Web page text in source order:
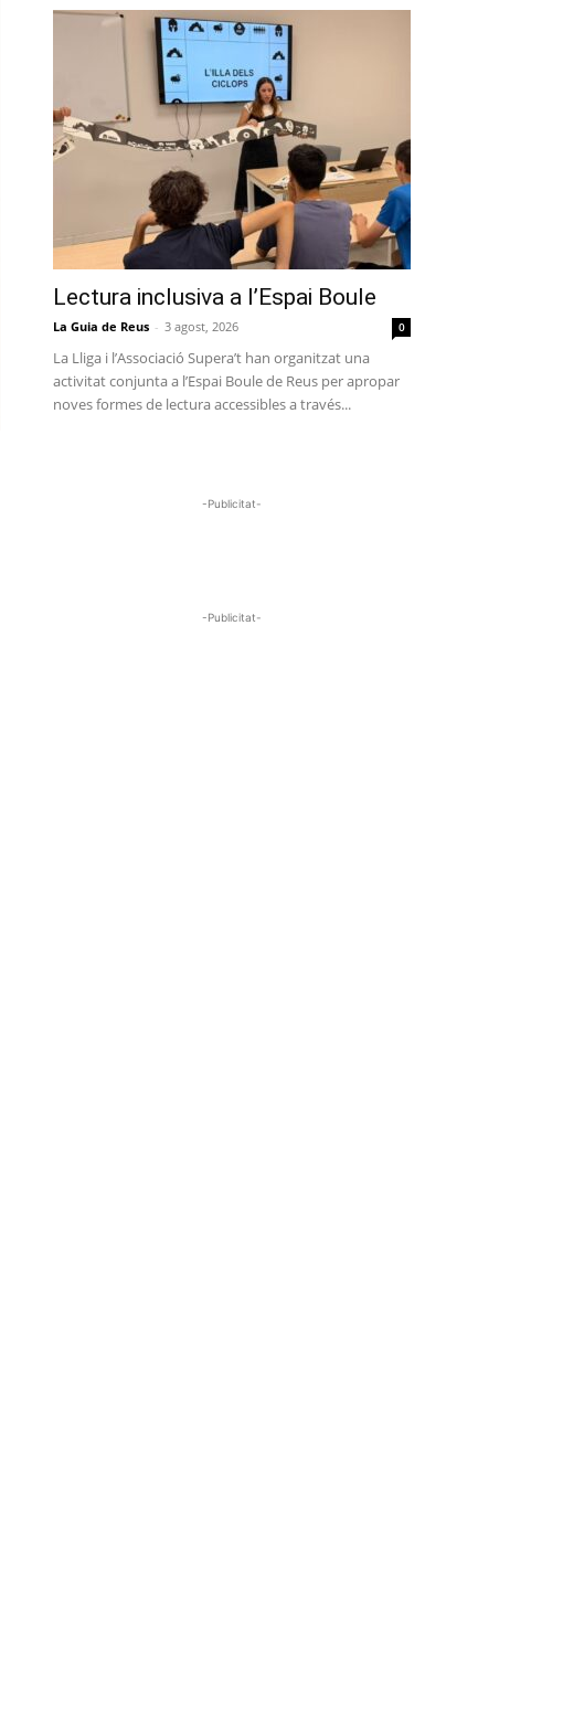
Lectura inclusiva a l’Espai Boule
La Guia de Reus - 3 agost, 2026 0
La Lliga i l’Associació Supera’t han organitzat una
activitat conjunta a l’Espai Boule de Reus per apropar
noves formes de lectura accessibles a través...
-Publicitat-
-Publicitat-